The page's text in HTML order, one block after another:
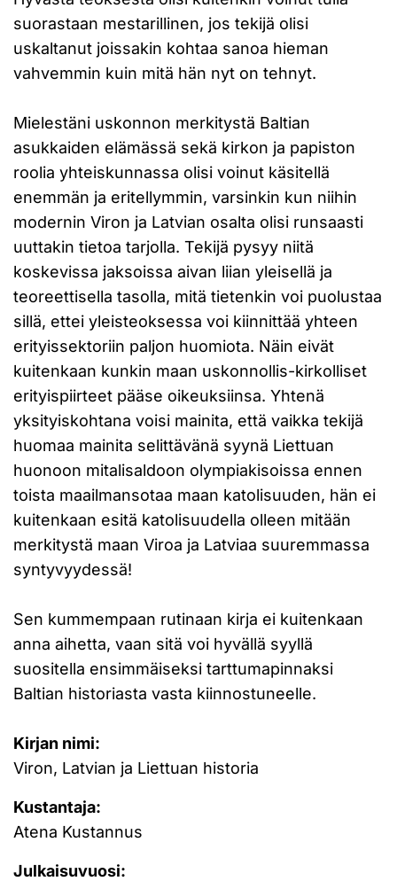
suorastaan mestarillinen, jos tekijä olisi
uskaltanut joissakin kohtaa sanoa hieman
vahvemmin kuin mitä hän nyt on tehnyt.
Mielestäni uskonnon merkitystä Baltian
asukkaiden elämässä sekä kirkon ja papiston
roolia yhteiskunnassa olisi voinut käsitellä
enemmän ja eritellymmin, varsinkin kun niihin
modernin Viron ja Latvian osalta olisi runsaasti
uuttakin tietoa tarjolla. Tekijä pysyy niitä
koskevissa jaksoissa aivan liian yleisellä ja
teoreettisella tasolla, mitä tietenkin voi puolustaa
sillä, ettei yleisteoksessa voi kiinnittää yhteen
erityissektoriin paljon huomiota. Näin eivät
kuitenkaan kunkin maan uskonnollis-kirkolliset
erityispiirteet pääse oikeuksiinsa. Yhtenä
yksityiskohtana voisi mainita, että vaikka tekijä
huomaa mainita selittävänä syynä Liettuan
huonoon mitalisaldoon olympiakisoissa ennen
toista maailmansotaa maan katolisuuden, hän ei
kuitenkaan esitä katolisuudella olleen mitään
merkitystä maan Viroa ja Latviaa suuremmassa
syntyvyydessä!
Sen kummempaan rutinaan kirja ei kuitenkaan
anna aihetta, vaan sitä voi hyvällä syyllä
suositella ensimmäiseksi tarttumapinnaksi
Baltian historiasta vasta kiinnostuneelle.
Kirjan nimi:
Viron, Latvian ja Liettuan historia
Kustantaja:
Atena Kustannus
Julkaisuvuosi: